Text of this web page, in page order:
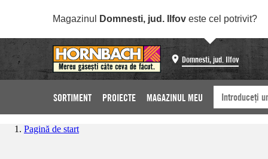
Magazinul Domnesti, jud. Ilfov este cel potrivit?
Domnesti, jud. Ilfov
SORTIMENT PROIECTE MAGAZINUL MEU
Pagină de start